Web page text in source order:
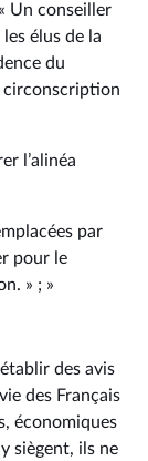
Un conseiller
élus de la
du
circonscription
l’alinéa
par
pour le
» ; »
des avis
des Français
économiques
siègent, ils ne